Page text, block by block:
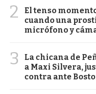
2
El tenso
cuando una
micrófono y
3
La chicana de
a Maxi Silvera,
contra ante